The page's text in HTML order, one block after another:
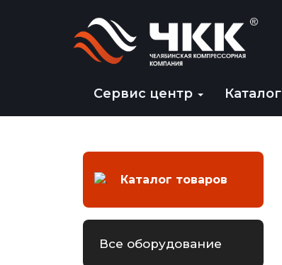
Сервис центр Каталог
Каталог товаров
Все оборудование